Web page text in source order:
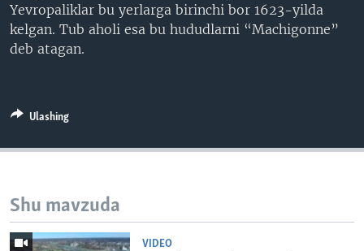
Yevropaliklar bu yerlarga birinchi bor 1623-yilda
kelgan. Tub aholi esa bu hududlarni “Machigonne”
deb atagan.
Ulashing
Shu mavzuda
VIDEO